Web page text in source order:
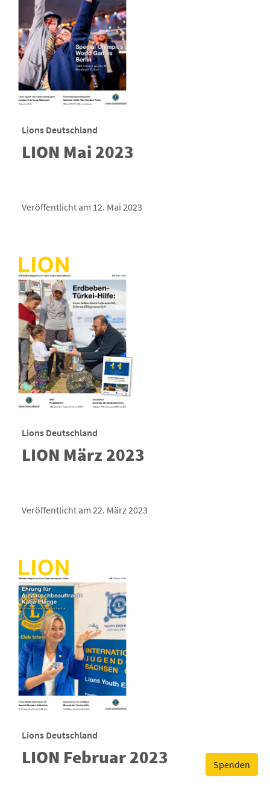
Spenden
Lions Deutschland
LION Mai 2023
Veröffentlicht am 12. Mai 2023
Lions Deutschland
LION März 2023
Veröffentlicht am 22. März 2023
Lions Deutschland
LION Februar 2023